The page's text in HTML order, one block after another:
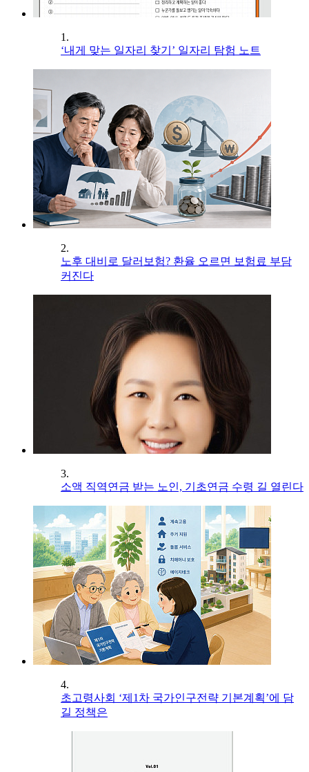
1.
‘내게 맞는 일자리 찾기’ 일자리 탐험 노트
2.
노후 대비로 달러보험? 환율 오르면 보험료 부담
커진다
3.
소액 직역연금 받는 노인, 기초연금 수령 길 열린다
4.
초고령사회 ‘제1차 국가인구전략 기본계획’에 담
길 정책은